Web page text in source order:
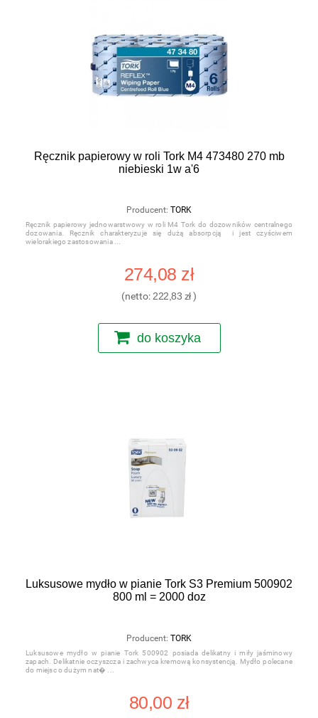
Ręcznik papierowy w roli Tork M4 473480 270 mb
niebieski 1w a'6
Producent: TORK
Ręcznik papierowy jednowarstwowy w roli M4 Tork do dozowników centralnego
dozowania. Ręcznik charakteryzuje się dużą absorpcją i jest czyściwem
wielorakiego zastosowania
274,08 zł
(netto: 222,83 zł)
do koszyka
Luksusowe mydło w pianie Tork S3 Premium 500902
800 ml = 2000 doz
Producent: TORK
Luksusowe mydło w pianie Tork 500902 posiada delikatny i miły jaśminowy
zapach. Delikatnie oczyszcza i zachwyca kremową konsystencją. Mydło polecane
do miejsc o dużym nat�
80,00 zł